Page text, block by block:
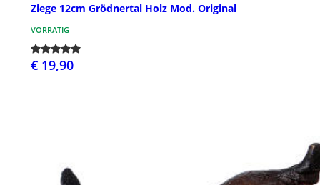
Ziege 12cm Grödnertal Holz Mod. Original
VORRÄTIG
€ 19,90